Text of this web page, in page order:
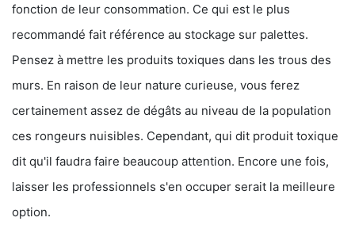
fonction de leur consommation. Ce qui est le plus
recommandé fait référence au stockage sur palettes.
Pensez à mettre les produits toxiques dans les trous des
murs. En raison de leur nature curieuse, vous ferez
certainement assez de dégâts au niveau de la population
ces rongeurs nuisibles. Cependant, qui dit produit toxique
dit qu'il faudra faire beaucoup attention. Encore une fois,
laisser les professionnels s'en occuper serait la meilleure
option.